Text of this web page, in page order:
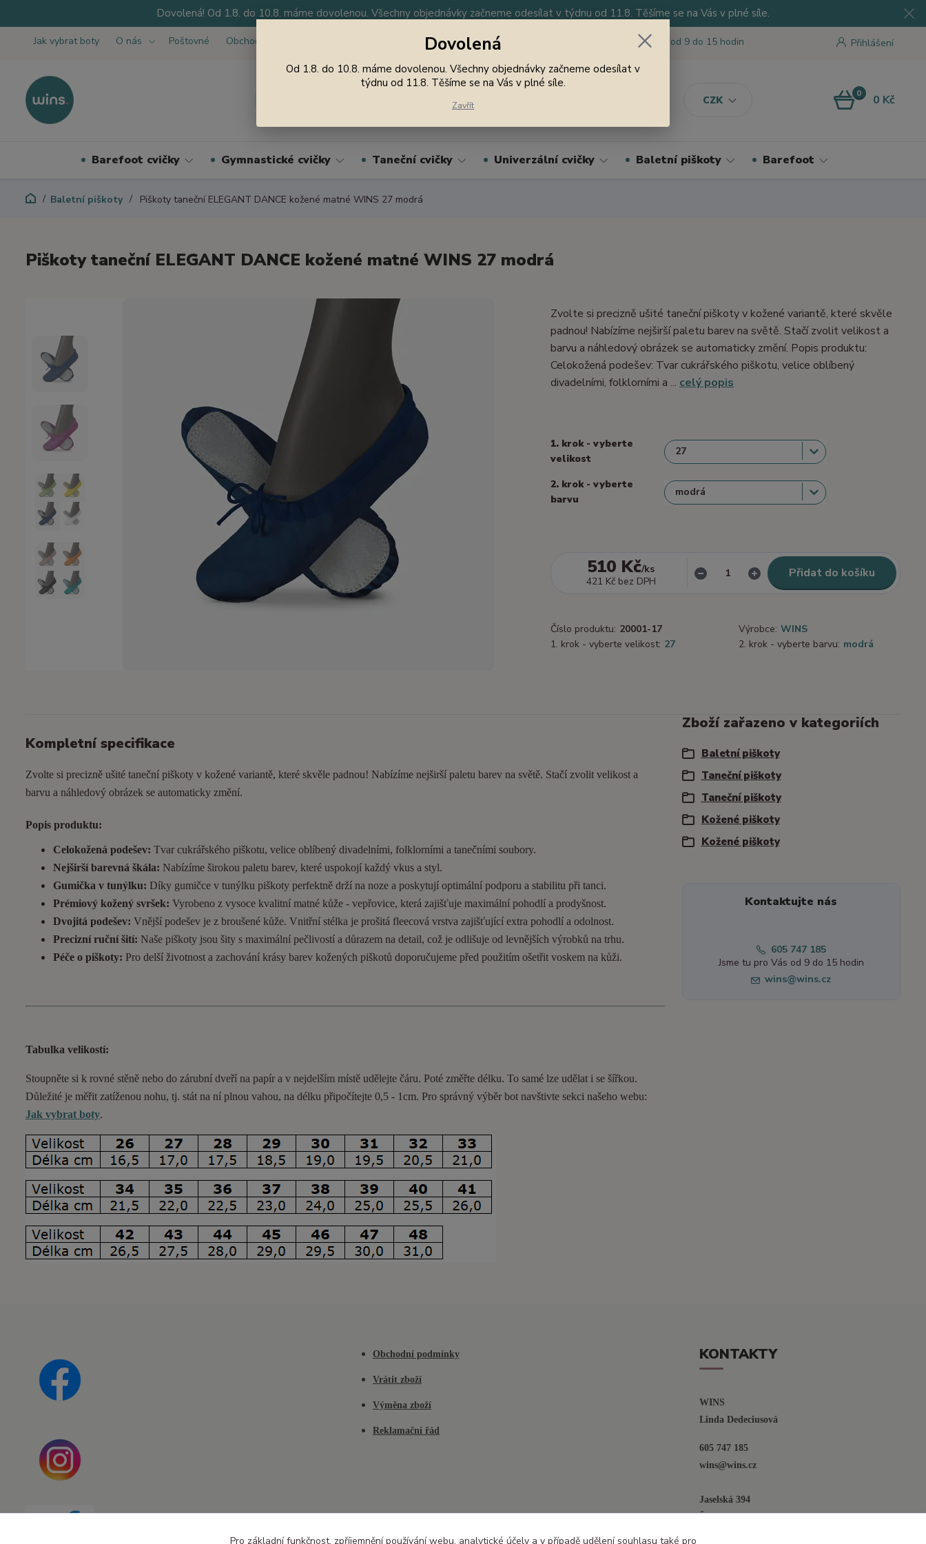
Dovolená! Od 1.8. do 10.8. máme dovolenou. Všechny objednávky začneme odesílat v týdnu od 11.8. Těšíme se na Vás v plné síle.
Jak vybrat boty O nás Poštovné Obchodní podmínky
CZK
Přihlášení
Nevíte si rady? Zavolejte. Jsme tu pro Vás od 9 do 15 hodin
0 0 Kč
Barefoot cvičky Gymnastické cvičky Taneční cvičky Univerzální cvičky Baletní piškoty Barefoot
Baletní piškoty Piškoty taneční ELEGANT DANCE kožené matné WINS 27 modrá
Piškoty taneční ELEGANT DANCE kožené matné WINS 27 modrá
Zvolte si precizně ušité taneční piškoty v kožené variantě, které skvěle
padnou! Nabízíme nejširší paletu barev na světě. Stačí zvolit velikost a
barvu a náhledový obrázek se automaticky změní. Popis produktu:
Celokožená podešev: Tvar cukrářského piškotu, velice oblíbený
divadelními, folklorními a ... celý popis
1. krok - vyberte
velikost
2. krok - vyberte
barvu
510 Kč/ks
421 Kč bez DPH
Přidat do košíku
Číslo produktu: 20001-17 Výrobce: WINS
1. krok - vyberte velikost: 27 2. krok - vyberte barvu: modrá
Kompletní specifikace
Zvolte si precizně ušité taneční piškoty v kožené variantě, které skvěle padnou! Nabízíme nejširší paletu barev na světě. Stačí zvolit velikost a
barvu a náhledový obrázek se automaticky změní.
Popis produktu:
Celokožená podešev: Tvar cukrářského piškotu, velice oblíbený divadelními, folklorními a tanečními soubory.
Nejširší barevná škála: Nabízíme širokou paletu barev, které uspokojí každý vkus a styl.
Gumička v tunýlku: Díky gumičce v tunýlku piškoty perfektně drží na noze a poskytují optimální podporu a stabilitu při tanci.
Prémiový kožený svršek: Vyrobeno z vysoce kvalitní matné kůže - vepřovice, která zajišťuje maximální pohodlí a prodyšnost.
Dvojitá podešev: Vnější podešev je z broušené kůže. Vnitřní stélka je prošitá fleecová vrstva zajišťující extra pohodlí a odolnost.
Precizní ruční šití: Naše piškoty jsou šity s maximální pečlivostí a důrazem na detail, což je odlišuje od levnějších výrobků na trhu.
Péče o piškoty: Pro delší životnost a zachování krásy barev kožených piškotů doporučujeme před použitím ošetřit voskem na kůži.
Tabulka velikostí:
Stoupněte si k rovné stěně nebo do zárubní dveří na papír a v nejdelším místě udělejte čáru. Poté změřte délku. To samé lze udělat i se šířkou.
Důležité je měřit zatíženou nohu, tj. stát na ní plnou vahou, na délku připočítejte 0,5 - 1cm. Pro správný výběr bot navštivte sekci našeho webu:
Jak vybrat boty.
Zboží zařazeno v kategoriích
Baletní piškoty
Taneční piškoty
Taneční piškoty
Kožené piškoty
Kožené piškoty
Kontaktujte nás
605 747 185
Jsme tu pro Vás od 9 do 15 hodin
wins@wins.cz
Obchodní podmínky
Vrátit zboží
Výměna zboží
Reklamační řád
KONTAKTY
WINS
Linda Dedeciusová
605 747 185
wins@wins.cz
Jaselská 394
Šenov u N. Jičína
Dovolená
Od 1.8. do 10.8. máme dovolenou. Všechny objednávky začneme odesílat v
týdnu od 11.8. Těšíme se na Vás v plné síle.
Zavřít
Pro základní funkčnost, zpříjemnění používání webu, analytické účely a v případě udělení souhlasu také pro